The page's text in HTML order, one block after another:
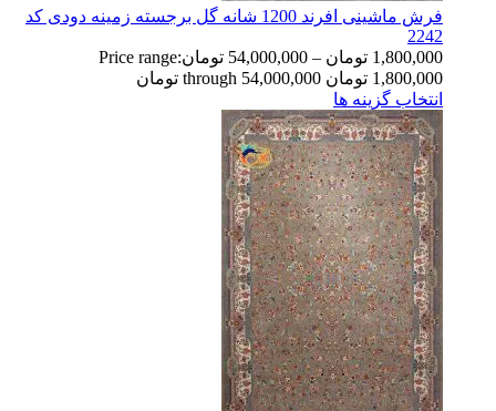
فرش ماشینی افرند 1200 شانه گل برجسته زمینه دودی کد
2242
1,800,000 تومان –
54,000,000 تومانPrice range:
1,800,000 تومان through 54,000,000 تومان
انتخاب گزینه ها